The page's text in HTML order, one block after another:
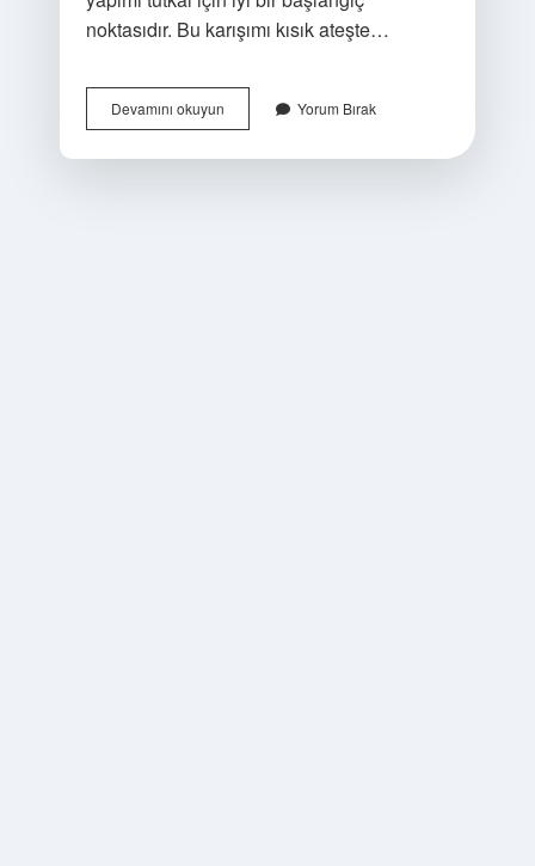
noktasıdır. Bu karışımı kısık ateşte…
Devamını okuyunHayvansal
Tutkal
Yorum Bırak